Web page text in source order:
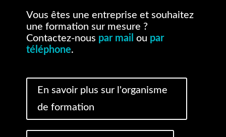
Vous êtes une entreprise et souhaitez
une formation sur mesure ?
Contactez-nous par mail ou par
téléphone.
En savoir plus sur l'organisme
de formation